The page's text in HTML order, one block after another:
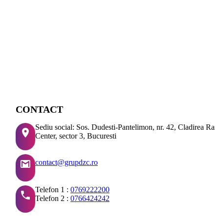
CONTACT
Sediu social: Sos. Dudesti-Pantelimon, nr. 42, Cladirea
Center, sector 3, Bucuresti
contact@grupdzc.ro
Telefon 1 : 0769222200
Telefon 2 : 0766424242